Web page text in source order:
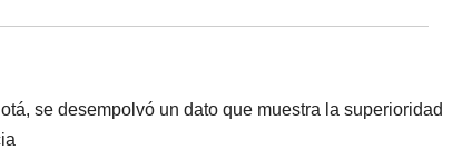
se desempolvó un dato que muestra la superioridad